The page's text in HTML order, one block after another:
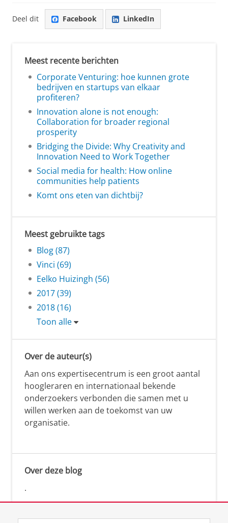
Deel dit Facebook LinkedIn
Meest recente berichten
Corporate Venturing: hoe kunnen grote
bedrijven en startups van elkaar
profiteren?
Innovation alone is not enough:
Collaboration for broader regional
prosperity
Bridging the Divide: Why Creativity and
Innovation Need to Work Together
Social media for health: How online
communities help patients
Komt ons eten van dichtbij?
Meest gebruikte tags
Blog (87)
Vinci (69)
Eelko Huizingh (56)
2017 (39)
2018 (16)
Toon alle
Over de auteur(s)
Aan ons expertisecentrum is een groot aantal
hoogleraren en internationaal bekende
onderzoekers verbonden die samen met u
willen werken aan de toekomst van uw
organisatie.
Over deze blog
.